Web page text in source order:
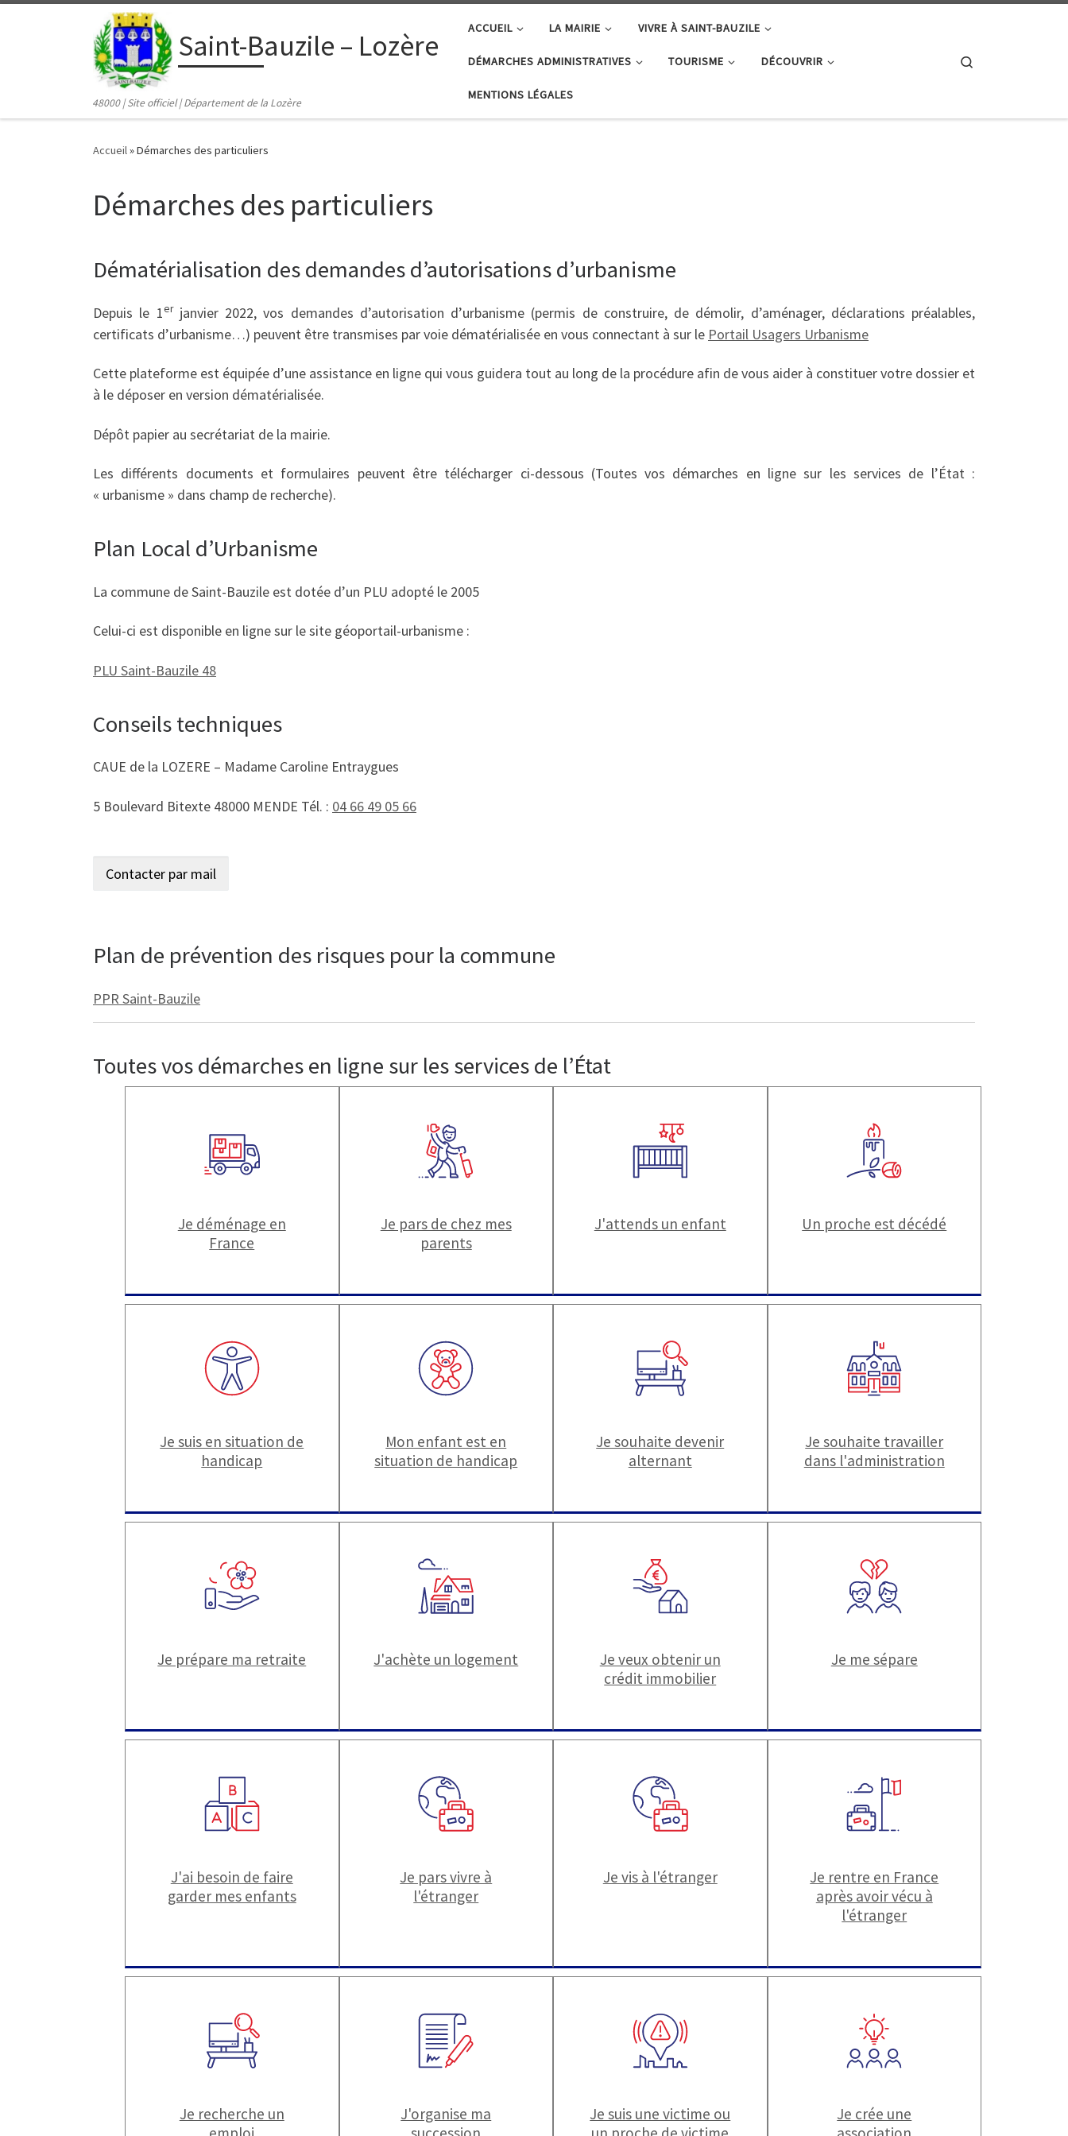
Passer au contenu
Saint-Bauzile – Lozère
48000 | Site officiel | Département de la Lozère
ACCUEIL LA MAIRIE VIVRE À SAINT-BAUZILE
DÉMARCHES ADMINISTRATIVES TOURISME DÉCOUVRIR
MENTIONS LÉGALES
Accueil»Démarches des particuliers
Démarches des particuliers
Dématérialisation des demandes d’autorisations d’urbanisme
Depuis le 1erjanvier 2022, vos demandes d’autorisation d’urbanisme (permis de construire, de démolir, d’aménager, déclarations préalables,
certificats d’urbanisme…) peuvent être transmises par voie dématérialisée en vous connectant à sur le Portail Usagers Urbanisme
Cette plateforme est équipée d’une assistance en ligne qui vous guidera tout au long de la procédure afin de vous aider à constituer votre dossier et
à le déposer en version dématérialisée.
Dépôt papier au secrétariat de la mairie.
Les différents documents et formulaires peuvent être télécharger ci-dessous (Toutes vos démarches en ligne sur les services de l’État :
« urbanisme » dans champ de recherche).
Plan Local d’Urbanisme
La commune de Saint-Bauzile est dotée d’un PLU adopté le 2005
Celui-ci est disponible en ligne sur le site géoportail-urbanisme :
PLU Saint-Bauzile 48
Conseils techniques
CAUE de la LOZERE – Madame Caroline Entraygues
5 Boulevard Bitexte 48000 MENDE Tél. : 04 66 49 05 66
Plan de prévention des risques pour la commune
PPR Saint-Bauzile
Toutes vos démarches en ligne sur les services de l’État
Je déménage en
France
Je pars de chez mes
parents
J'attends un enfant Un proche est décédé
Je suis en situation de
handicap
Mon enfant est en
situation de handicap
Je souhaite devenir
alternant
Je souhaite travailler
dans l'administration
Je prépare ma retraite J'achète un logement
Je veux obtenir un
crédit immobilier
Je me sépare
J'ai besoin de faire
garder mes enfants
Je pars vivre à
l'étranger
Je vis à l'étranger
Je rentre en France
après avoir vécu à
l'étranger
Je recherche un
J'organise ma
Je suis une victime ou
Je crée une